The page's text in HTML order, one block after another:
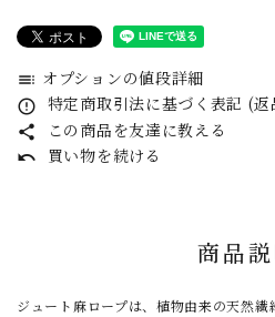
toc オプションの値段詳細
error_outline 特定商取引法に基づく表記 (返
share この商品を友達に教える
undo 買い物を続ける
商品
ジュート麻ロープは、植物由来の天然繊